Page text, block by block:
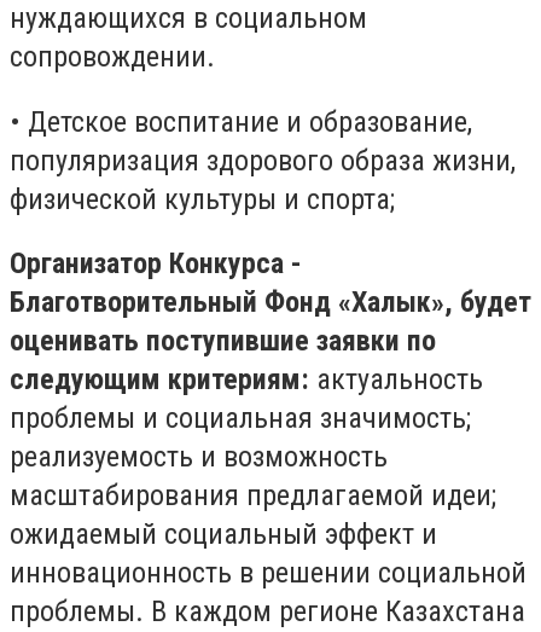
нуждающихся в социальном
сопровождении.
• Детское воспитание и образование,
популяризация здорового образа жизни,
физической культуры и спорта;
Организатор Конкурса -
Благотворительный Фонд «Халык», будет
оценивать поступившие заявки по
следующим критериям: актуальность
проблемы и социальная значимость;
реализуемость и возможность
масштабирования предлагаемой идеи;
ожидаемый социальный эффект и
инновационность в решении социальной
проблемы. В каждом регионе Казахстана